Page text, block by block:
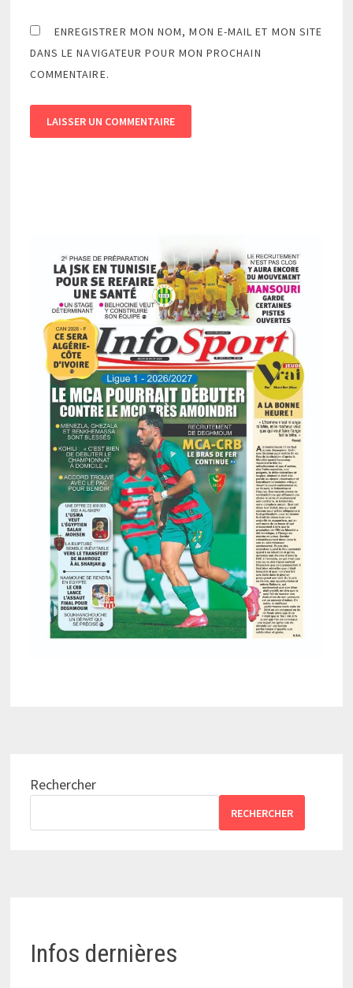
ENREGISTRER MON NOM, MON E-MAIL ET MON SITE
DANS LE NAVIGATEUR POUR MON PROCHAIN
COMMENTAIRE.
Rechercher
RECHERCHER
Infos dernières